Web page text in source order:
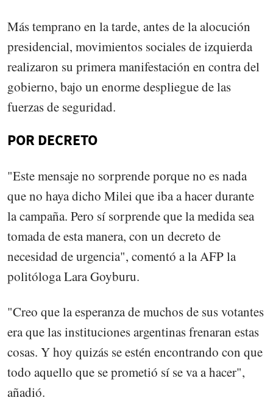
Más temprano en la tarde, antes de la alocución
presidencial, movimientos sociales de izquierda
realizaron su primera manifestación en contra del
gobierno, bajo un enorme despliegue de las
fuerzas de seguridad.
POR DECRETO
"Este mensaje no sorprende porque no es nada
que no haya dicho Milei que iba a hacer durante
la campaña. Pero sí sorprende que la medida sea
tomada de esta manera, con un decreto de
necesidad de urgencia", comentó a la AFP la
politóloga Lara Goyburu.
"Creo que la esperanza de muchos de sus votantes
era que las instituciones argentinas frenaran estas
cosas. Y hoy quizás se estén encontrando con que
todo aquello que se prometió sí se va a hacer",
añadió.